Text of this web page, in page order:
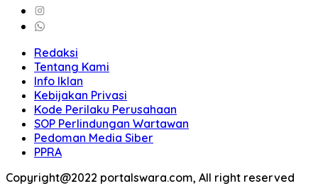
Redaksi
Tentang Kami
Info Iklan
Kebijakan Privasi
Kode Perilaku Perusahaan
SOP Perlindungan Wartawan
Pedoman Media Siber
PPRA
Copyright@2022 portalswara.com, All right reserved